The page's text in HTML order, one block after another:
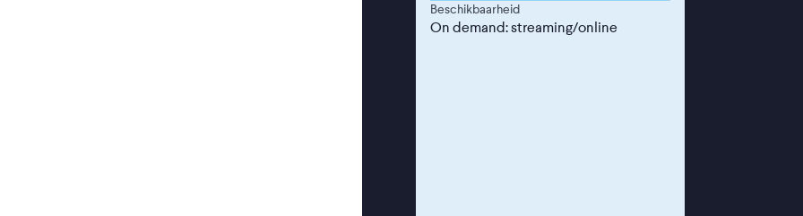
Beschikbaarheid
On demand: streaming/online